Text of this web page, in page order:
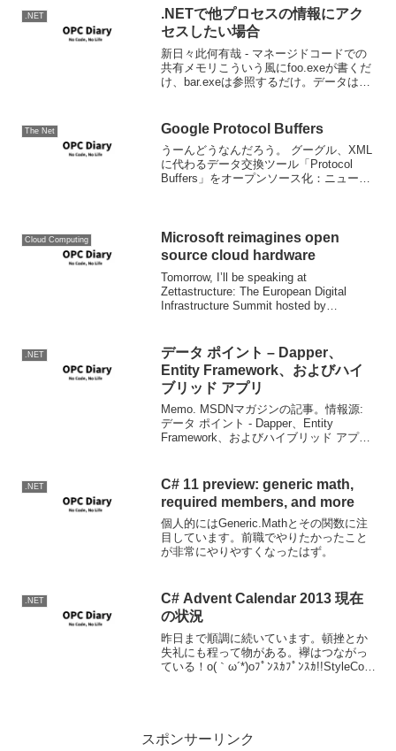
.NET
.NETで他プロセスの情報にアク
セスしたい場合
新日々此何有哉 - マネージドコードでの
共有メモリこういう風にfoo.exeが書くだ
け、bar.exeは参照するだけ。データは大
っともいいのはどんな方法なんだろ
う。.N...
The Net Google Protocol Buffers
うーんどうなんだろう。 グーグル、XML
に代わるデータ交換ツール「Protocol
Buffers」をオープンソース化：ニュース
Cloud Computing
Microsoft reimagines open
source cloud hardware
Tomorrow, I’ll be speaking at
Zettastructure: The European Digital
Infrastructure Summit hosted by
.NET
データ ポイント – Dapper、
Entity Framework、およびハイ
ブリッド アプリ
Memo. MSDNマガジンの記事。情報源:
データ ポイント - Dapper、Entity
Framework、およびハイブリッド アプリ
のかｗ
.NET
C# 11 preview: generic math,
required members, and more
個人的にはGeneric.Mathとその関数に注
目しています。前職でやりたかったこと
が非常にやりやすくなったはず。
.NET
C# Advent Calendar 2013 現在
の状況
昨日まで順調に続いています。頓挫とか
失礼にも程って物がある。襷はつながっ
ている！o(｀ω´*)oﾌﾟﾝｽｶﾌﾟﾝｽｶ!!StyleCop
スポンサーリンク